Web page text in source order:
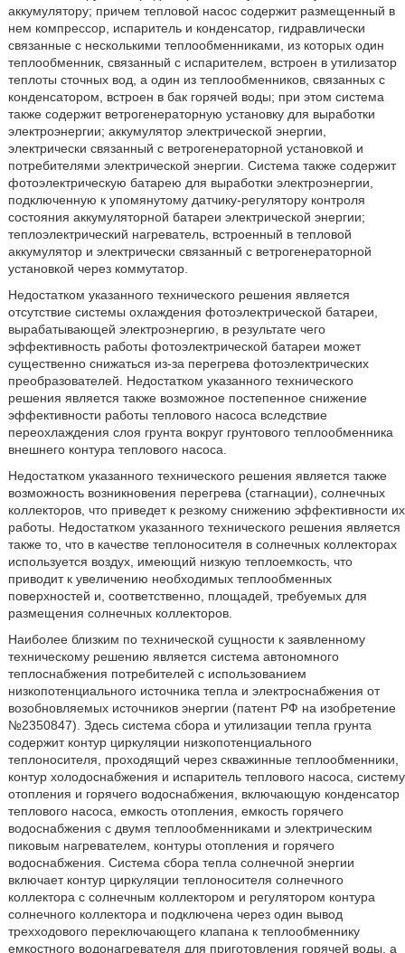
аккумулятору; причем тепловой насос содержит размещенный в
нем компрессор, испаритель и конденсатор, гидравлически
связанные с несколькими теплообменниками, из которых один
теплообменник, связанный с испарителем, встроен в утилизатор
теплоты сточных вод, а один из теплообменников, связанных с
конденсатором, встроен в бак горячей воды; при этом система
также содержит ветрогенераторную установку для выработки
электроэнергии; аккумулятор электрической энергии,
электрически связанный с ветрогенераторной установкой и
потребителями электрической энергии. Система также содержит
фотоэлектрическую батарею для выработки электроэнергии,
подключенную к упомянутому датчику-регулятору контроля
состояния аккумуляторной батареи электрической энергии;
теплоэлектрический нагреватель, встроенный в тепловой
аккумулятор и электрически связанный с ветрогенераторной
установкой через коммутатор.
Недостатком указанного технического решения является
отсутствие системы охлаждения фотоэлектрической батареи,
вырабатывающей электроэнергию, в результате чего
эффективность работы фотоэлектрической батареи может
существенно снижаться из-за перегрева фотоэлектрических
преобразователей. Недостатком указанного технического
решения является также возможное постепенное снижение
эффективности работы теплового насоса вследствие
переохлаждения слоя грунта вокруг грунтового теплообменника
внешнего контура теплового насоса.
Недостатком указанного технического решения является также
возможность возникновения перегрева (стагнации), солнечных
коллекторов, что приведет к резкому снижению эффективности их
работы. Недостатком указанного технического решения является
также то, что в качестве теплоносителя в солнечных коллекторах
используется воздух, имеющий низкую теплоемкость, что
приводит к увеличению необходимых теплообменных
поверхностей и, соответственно, площадей, требуемых для
размещения солнечных коллекторов.
Наиболее близким по технической сущности к заявленному
техническому решению является система автономного
теплоснабжения потребителей с использованием
низкопотенциального источника тепла и электроснабжения от
возобновляемых источников энергии (патент РФ на изобретение
№2350847). Здесь система сбора и утилизации тепла грунта
содержит контур циркуляции низкопотенциального
теплоносителя, проходящий через скважинные теплообменники,
контур холодоснабжения и испаритель теплового насоса, систему
отопления и горячего водоснабжения, включающую конденсатор
теплового насоса, емкость отопления, емкость горячего
водоснабжения с двумя теплообменниками и электрическим
пиковым нагревателем, контуры отопления и горячего
водоснабжения. Система сбора тепла солнечной энергии
включает контур циркуляции теплоносителя солнечного
коллектора с солнечным коллектором и регулятором контура
солнечного коллектора и подключена через один вывод
трехходового переключающего клапана к теплообменнику
емкостного водонагревателя для приготовления горячей воды, а